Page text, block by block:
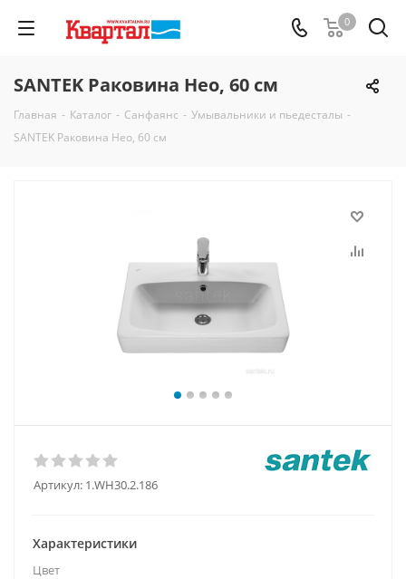
0
SANTEK Раковина Нео, 60 см
Главная - Каталог - Санфаянс - Умывальники и пьедесталы -
SANTEK Раковина Нео, 60 см
Артикул: 1.WH30.2.186
Характеристики
Цвет